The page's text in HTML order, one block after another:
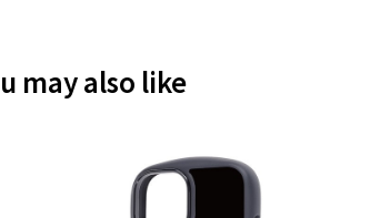
may also like